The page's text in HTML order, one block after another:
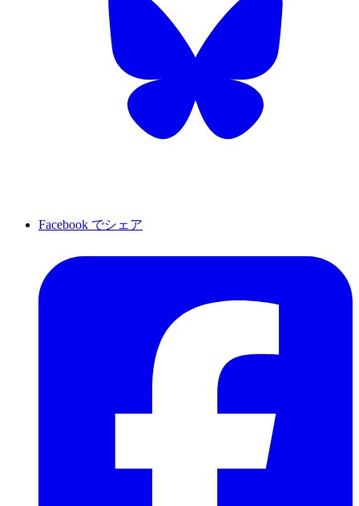
Facebook でシェア